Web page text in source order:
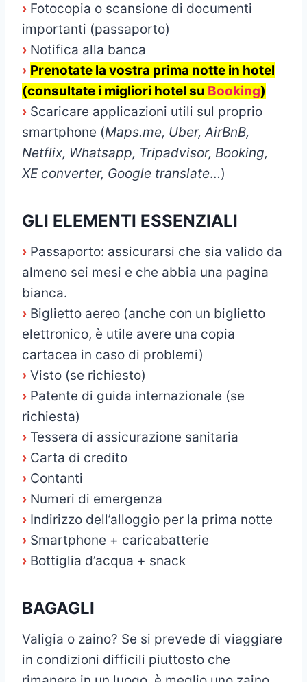
› Fotocopia o scansione di documenti
importanti (passaporto)
› Notifica alla banca
› Prenotate la vostra prima notte in hotel
(consultate i migliori hotel su Booking)
› Scaricare applicazioni utili sul proprio
smartphone (Maps.me, Uber, AirBnB,
Netflix, Whatsapp, Tripadvisor, Booking,
XE converter, Google translate…)
GLI ELEMENTI ESSENZIALI
› Passaporto: assicurarsi che sia valido da
almeno sei mesi e che abbia una pagina
bianca.
› Biglietto aereo (anche con un biglietto
elettronico, è utile avere una copia
cartacea in caso di problemi)
› Visto (se richiesto)
› Patente di guida internazionale (se
richiesta)
› Tessera di assicurazione sanitaria
› Carta di credito
› Contanti
› Numeri di emergenza
› Indirizzo dell’alloggio per la prima notte
› Smartphone + caricabatterie
› Bottiglia d’acqua + snack
BAGAGLI
Valigia o zaino? Se si prevede di viaggiare
in condizioni difficili piuttosto che